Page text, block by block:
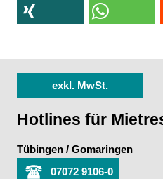
exkl. MwSt.
Hotlines für
Tübingen / Gomaringen
07072 9106-0